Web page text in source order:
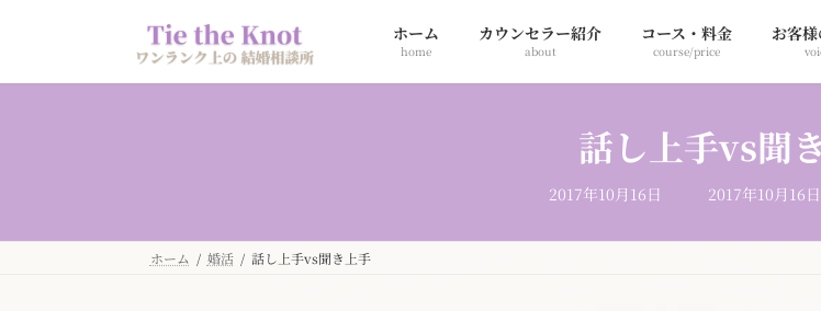
ン
プ
ー
動
ホーム
home
カウンセラー紹介
about
コース・料金
course/price
お客
話し上手vs聞
2017年10月16日 最
終
日
2017年10月16日
ホーム 婚活 話し上手vs聞き上手